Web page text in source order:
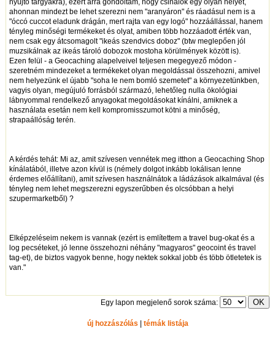
nyújtó tárgyakra), ezért arra gondoltam, hogy csinálok egy olyan helyet,
ahonnan mindezt be lehet szerezni nem "aranyáron" és ráadásul nem is a
"óccó cuccot eladunk drágán, mert rajta van egy logó" hozzáállással, hanem
tényleg minőségi termékeket és olyat, amiben több hozzáadott érték van,
nem csak egy átcsomagolt "ikeás szendvics doboz" (btw meglepően jól
muzsikálnak az ikeás tároló dobozok mostoha körülmények között is).
Ezen felül - a Geocaching alapelveivel teljesen megegyező módon -
szeretném mindezeket a termékeket olyan megoldással összehozni, amivel
nem helyezünk el újabb "soha le nem bomló szemetet" a környezetünkben,
vagyis olyan, megújuló forrásból származó, lehetőleg nulla ökológiai
lábnyommal rendelkező anyagokat megoldásokat kínálni, amiknek a
használata esetán nem kell kompromisszumot kötni a minőség,
strapaállóság terén.
A kérdés tehát: Mi az, amit szívesen vennétek meg itthon a Geocaching Shop
kínálatából, illetve azon kívül is (némely dolgot inkább lokálisan lenne
érdemes előállítani), amit szívesen használnátok a ládázások alkalmával (és
tényleg nem lehet megszerezni egyszerűbben és olcsóbban a helyi
szupermarketből) ?
Elképzeléseim nekem is vannak (ezért is említettem a travel bug-okat és a
log pecséteket, jó lenne összehozni néhány "magyaros" geocoint és travel
tag-et), de biztos vagyok benne, hogy nektek sokkal jobb és több ötletetek is
van."
Egy lapon megjelenő sorok száma:
új hozzászólás témák listája